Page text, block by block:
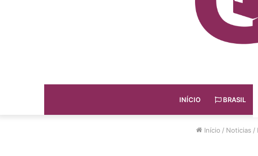
INÍCIO BRASIL
Início / Noticias /